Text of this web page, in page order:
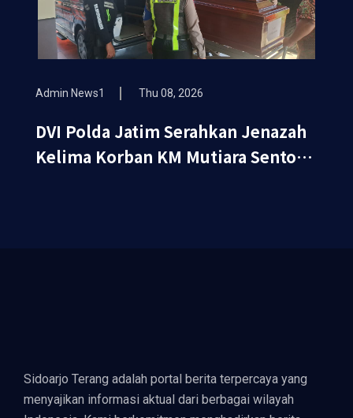
Admin News1 Thu 08, 2026
DVI Polda Jatim Serahkan Jenazah
Kelima Korban KM Mutiara Sentosa
Sidoarjo Terang adalah portal berita terpercaya yang
menyajikan informasi aktual dari berbagai wilayah